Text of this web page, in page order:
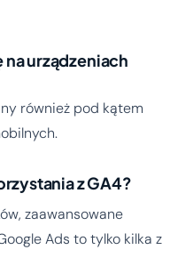
na urządzeniach
również pod kątem
z GA4?
zaawansowane
Ads to tylko kilka z